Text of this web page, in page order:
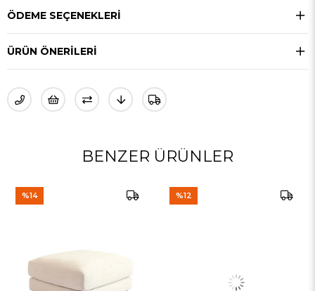
ÖDEME SEÇENEKLERI
ÜRÜN ÖNERILERI
BENZER ÜRÜNLER
%14 %12